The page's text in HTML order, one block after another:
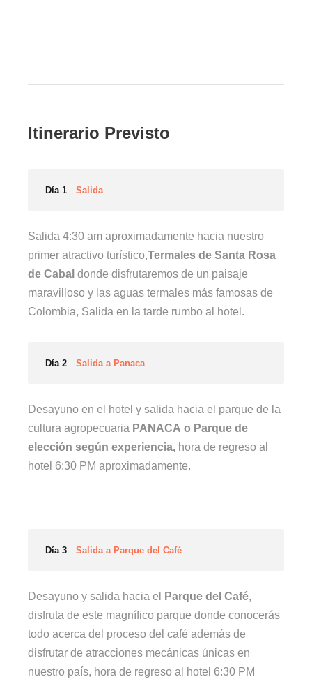
Itinerario Previsto
Día 1 Salida
Salida 4:30 am aproximadamente hacia nuestro
primer atractivo turístico,Termales de Santa Rosa
de Cabal donde disfrutaremos de un paisaje
maravilloso y las aguas termales más famosas de
Colombia, Salida en la tarde rumbo al hotel.
Día 2 Salida a Panaca
Desayuno en el hotel y salida hacia el parque de la
cultura agropecuaria PANACA o Parque de
elección según experiencia, hora de regreso al
hotel 6:30 PM aproximadamente.
Día 3 Salida a Parque del Café
Desayuno y salida hacia el Parque del Café,
disfruta de este magnífico parque donde conocerás
todo acerca del proceso del café además de
disfrutar de atracciones mecánicas únicas en
nuestro país, hora de regreso al hotel 6:30 PM